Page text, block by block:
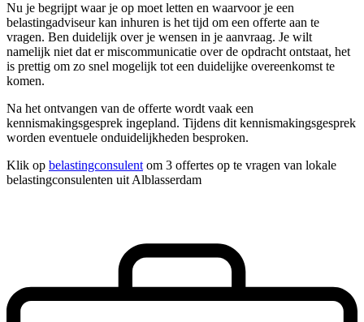
Nu je begrijpt waar je op moet letten en waarvoor je een
belastingadviseur kan inhuren is het tijd om een offerte aan te
vragen. Ben duidelijk over je wensen in je aanvraag. Je wilt
namelijk niet dat er miscommunicatie over de opdracht ontstaat, het
is prettig om zo snel mogelijk tot een duidelijke overeenkomst te
komen.
Na het ontvangen van de offerte wordt vaak een
kennismakingsgesprek ingepland. Tijdens dit kennismakingsgesprek
worden eventuele onduidelijkheden besproken.
Klik op belastingconsulent om 3 offertes op te vragen van lokale
belastingconsulenten uit Alblasserdam